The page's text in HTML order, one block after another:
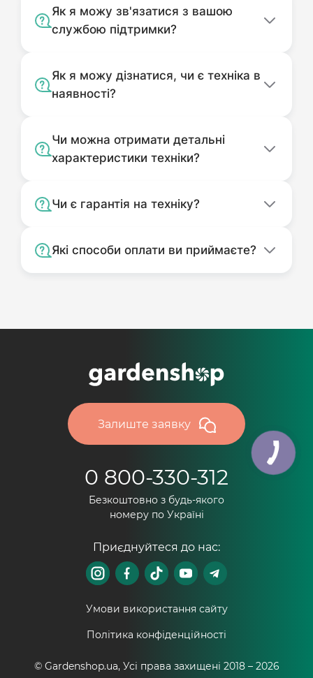
Як я можу зв'язатися з вашою
службою підтримки?
Як я можу дізнатися, чи є техніка в
наявності?
Чи можна отримати детальні
характеристики техніки?
Чи є гарантія на техніку?
Які способи оплати ви приймаєте?
Залиште заявку
0 800-330-312
Безкоштовно з будь-якого
номеру по Україні
Приєднуйтеся до нас:
Умови використання сайту
Політика конфіденційності
© Gardenshop.ua, Усі права захищені 2018 – 2026